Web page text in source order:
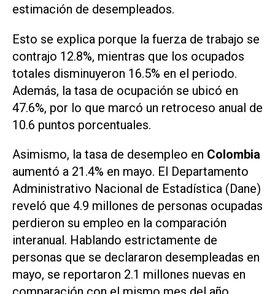
estimación de desempleados.
Esto se explica porque la fuerza de trabajo se
contrajo 12.8%, mientras que los ocupados
totales disminuyeron 16.5% en el periodo.
Además, la tasa de ocupación se ubicó en
47.6%, por lo que marcó un retroceso anual de
10.6 puntos porcentuales.
Asimismo, la tasa de desempleo en Colombia
aumentó a 21.4% en mayo. El Departamento
Administrativo Nacional de Estadística (Dane)
reveló que 4.9 millones de personas ocupadas
perdieron su empleo en la comparación
interanual. Hablando estrictamente de
personas que se declararon desempleadas en
mayo, se reportaron 2.1 millones nuevas en